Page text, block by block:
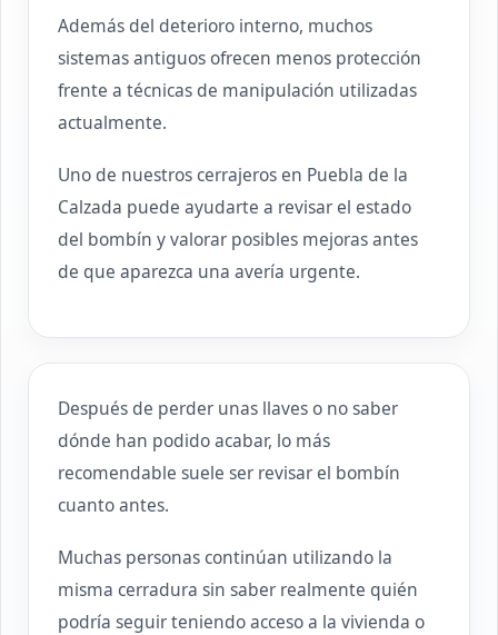
Además del deterioro interno, muchos
sistemas antiguos ofrecen menos protección
frente a técnicas de manipulación utilizadas
actualmente.
Uno de nuestros cerrajeros en Puebla de la
Calzada puede ayudarte a revisar el estado
del bombín y valorar posibles mejoras antes
de que aparezca una avería urgente.
Después de perder unas llaves o no saber
dónde han podido acabar, lo más
recomendable suele ser revisar el bombín
cuanto antes.
Muchas personas continúan utilizando la
misma cerradura sin saber realmente quién
podría seguir teniendo acceso a la vivienda o